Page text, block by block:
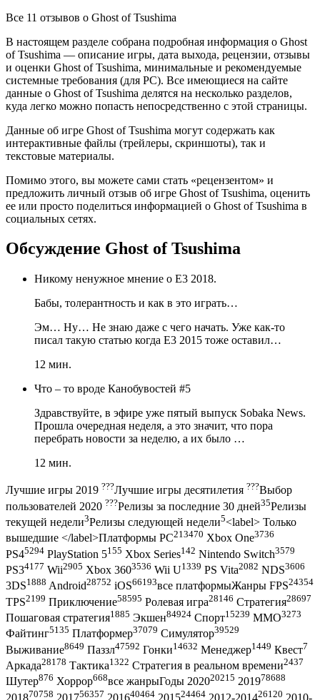
Все 11 отзывов о Ghost of Tsushima
В настоящем разделе собрана подробная информация о Ghost
of Tsushima — описание игры, дата выхода, рецензии, отзывы
и оценки Ghost of Tsushima, минимальные и рекомендуемые
системные требования (для PC). Все имеющиеся на сайте
данные о Ghost of Tsushima делятся на несколько разделов,
куда легко можно попасть непосредственно с этой страницы.
Данные об игре Ghost of Tsushima могут содержать как
интерактивные файлы (трейлеры, скриншоты), так и
текстовые материалы.
Помимо этого, вы можете сами стать «рецензентом» и
предложить личный отзыв об игре Ghost of Tsushima, оценить
ее или просто поделиться информацией о Ghost of Tsushima в
социальных сетях.
Обсуждение Ghost of Tsushima
Никому ненужное мнение о E3 2018.
Бабы, толерантность и как в это играть…
Эм… Ну… Не знаю даже с чего начать. Уже как-то
писал такую статью когда Е3 2015 тоже оставил…
12 мин.
Что – то вроде Канобувостей #5
Здравствуйте, в эфире уже пятый выпуск Sobaka News.
Прошла очередная неделя, а это значит, что пора
перебрать новости за неделю, а их было …
12 мин.
Лучшие игры 2019 ???Лучшие игры десятилетия ???Выбор
пользователей 2020 ???Релизы за последние 30 дней35Релизы
текущей недели3Релизы следующей недели5<label> Только
вышедшие </label>Платформы PC213470 Xbox One3736
PS45294 PlayStation 5155 Xbox Series142 Nintendo Switch3579
PS34177 Wii2905 Xbox 3603536 Wii U1339 PS Vita2082 NDS3606
3DS1888 Android28752 iOS66193все платформыЖанры FPS24354
TPS2199 Приключение58595 Ролевая игра28146 Стратегия28697
Пошаговая стратегия1885 Экшен84924 Спорт15239 MMO3273
Файтинг5135 Платформер37079 Симулятор39529
Выживание8649 Паззл47592 Гонки14632 Менеджер1449 Квест7
Аркада28178 Тактика1322 Стратегия в реальном времени2437
Шутер876 Хоррор668все жанрыГоды 202020215 201978688
201870758 201756357 201640464 201524464 2012-201426120 2010-